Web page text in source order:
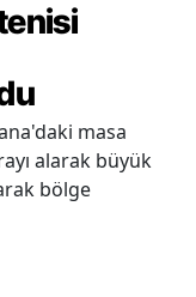
masa
alarak büyük
bölge